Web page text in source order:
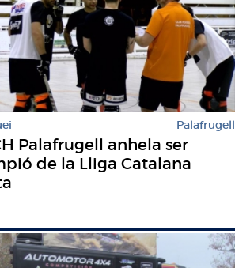
Palafrugell
Palafrugell anhela ser
de la Lliga Catalana